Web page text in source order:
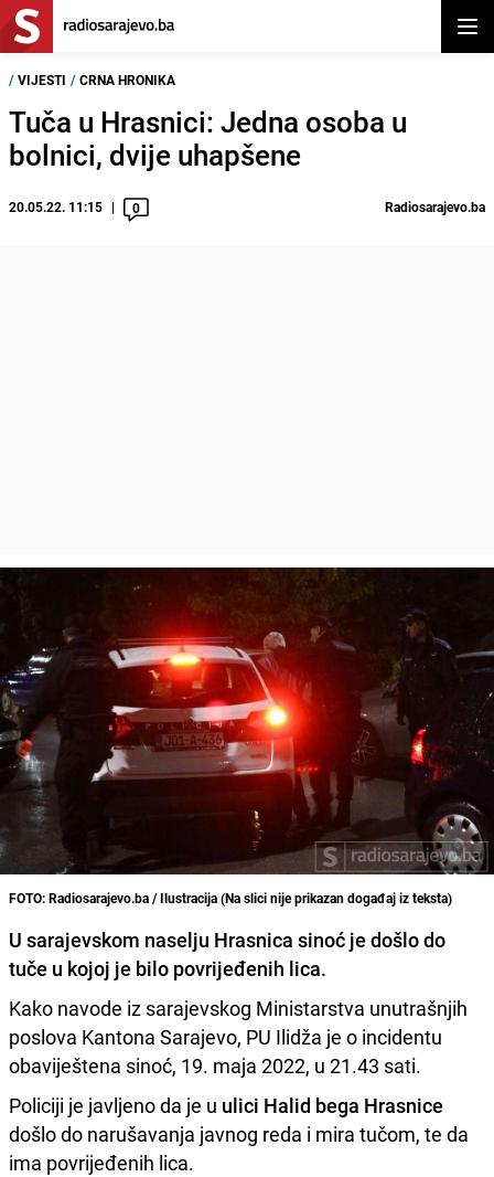
/ VIJESTI / CRNA HRONIKA
Tuča u Hrasnici: Jedna osoba u
bolnici, dvije uhapšene
20.05.22. 11:15 0 Radiosarajevo.ba
FOTO: Radiosarajevo.ba / Ilustracija (Na slici nije prikazan događaj iz teksta)
U sarajevskom naselju Hrasnica sinoć je došlo do
tuče u kojoj je bilo povrijeđenih lica.
Kako navode iz sarajevskog Ministarstva unutrašnjih
poslova Kantona Sarajevo, PU Ilidža je o incidentu
obaviještena sinoć, 19. maja 2022, u 21.43 sati.
Policiji je javljeno da je u ulici Halid bega Hrasnice
došlo do narušavanja javnog reda i mira tučom, te da
ima povrijeđenih lica.